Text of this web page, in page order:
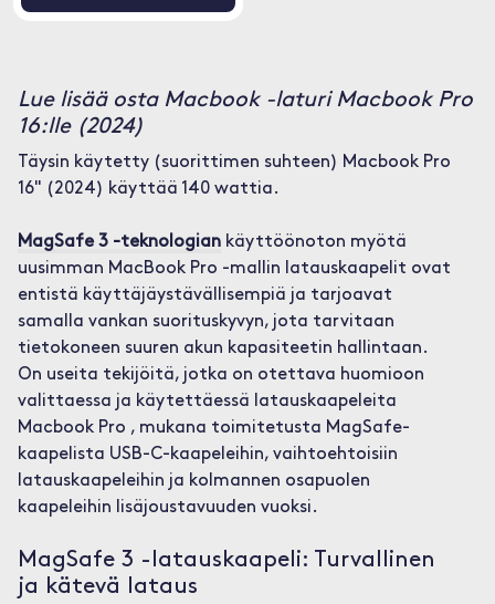
Lue lisää osta Macbook -laturi Macbook Pro
16:lle (2024)
Täysin käytetty (suorittimen suhteen) Macbook Pro
16" (2024) käyttää 140 wattia.
MagSafe 3 -teknologiankäyttöönoton myötä
uusimman MacBook Pro -mallin latauskaapelit ovat
entistä käyttäjäystävällisempiä ja tarjoavat
samalla vankan suorituskyvyn, jota tarvitaan
tietokoneen suuren akun kapasiteetin hallintaan.
On useita tekijöitä, jotka on otettava huomioon
valittaessa ja käytettäessä latauskaapeleita
Macbook Pro , mukana toimitetusta MagSafe-
kaapelista USB-C-kaapeleihin, vaihtoehtoisiin
latauskaapeleihin ja kolmannen osapuolen
kaapeleihin lisäjoustavuuden vuoksi.
MagSafe 3 -latauskaapeli: Turvallinen
ja kätevä lataus